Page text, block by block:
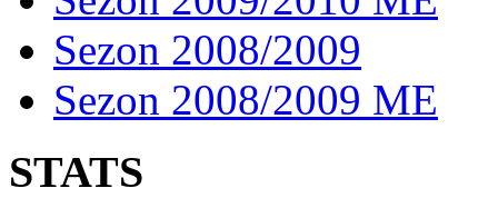
Sezon 2008/2009
Sezon 2008/2009 ME
STATS